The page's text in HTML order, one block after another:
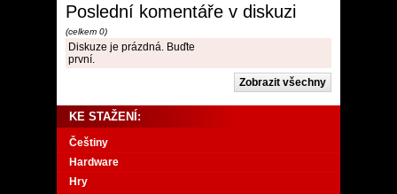
Poslední komentáře v diskuzi
(celkem 0)
Diskuze je prázdná. Buďte
první.
KE STAŽENÍ:
Češtiny
Hardware
Hry